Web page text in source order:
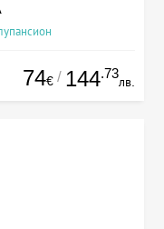
74€ / 144.73
лв.